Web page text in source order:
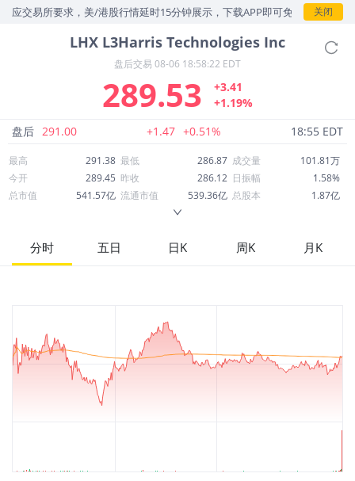
应交易所要求，美/港股行情延时15分钟展示，下载APP即可免费查看实时
关闭
LHX L3Harris Technologies Inc
盘后交易 08-06 18:58:22 EDT
289.53
+3.41
+1.19%
盘后 291.00 +1.47 +0.51% 18:55 EDT
最高 291.38 最低 286.87 成交量
101.81万
今开
289.45 昨收 286.12 日振幅
1.58%
总市值
541.57亿 流通市值 539.36亿 总股本
1.87亿
52周最高
379.23 市盈率
29.25
股息
分时 五日 日K 周K 月K